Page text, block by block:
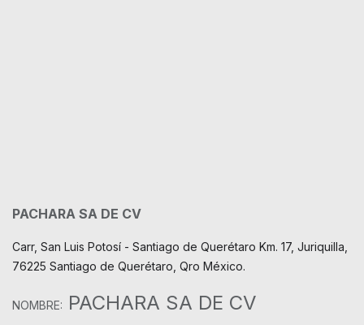
PACHARA SA DE CV
Carr, San Luis Potosí - Santiago de Querétaro Km. 17, Juriquilla,
76225 Santiago de Querétaro, Qro México.
NOMBRE: PACHARA SA DE CV